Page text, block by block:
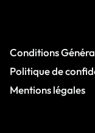
Conditions
Politique de
Mentions légales